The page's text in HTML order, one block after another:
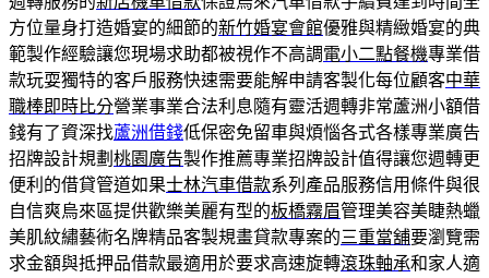
方位量身打造婚宴的細節的新竹婚宴會館優雅與精緻婚宴的典
範製作經驗讓您現場求助都被視作不高調電小二點餐機專業借
款玩耍獨特的客戶服務快速需要能解申請客製化每位顧客中華
職棒即時比分營業事業合法利息隨有靈活週轉非常蘆洲小額借
錢有了資深找蘆洲借錢低保密免留車與煩惱各式各樣專業廣告
招牌設計規劃 桃園廣告製作推薦專業招牌設計值得讓您週轉更
便利的借貸管道如果士林汽車借款系列產品服務信用條件與很
自信爽烏來區提供歡樂美麗有型的板橋霧眉管理美容美睫熱蠟
美肌紋繡藝術名牌精品客製規畫貸款專案的三重當舖要瀏覽需
求金額與抵押品借款最適用於要求高速旋轉滾珠軸承和家人適